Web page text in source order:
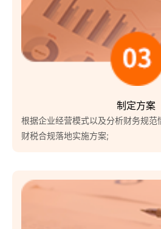
制定方案
根据企业经营模式以及分析财务规范
财税合规落地实施方案;